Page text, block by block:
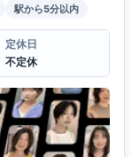
駅から5分以内
定休日
不定休